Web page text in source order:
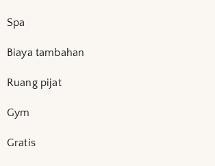
Spa
Biaya tambahan
Ruang pijat
Gym
Gratis